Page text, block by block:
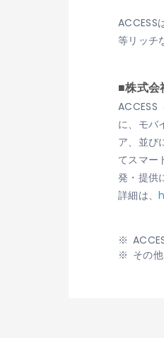
ACCESS
等リッチ
■株式会
ACCESS
に、モバ
ア、並び
てスマー
発・提供
詳細は、
その